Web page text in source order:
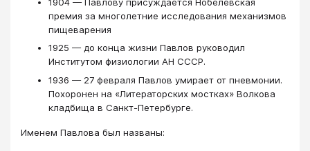
премия за многолетние исследования механизмов
пищеварения
1925 — до конца жизни Павлов руководил
Институтом физиологии АН СССР.
1936 — 27 февраля Павлов умирает от пневмонии.
Похоронен на «Литераторских мостках» Волкова
кладбища в Санкт-Петербурге.
Именем Павлова был названы: